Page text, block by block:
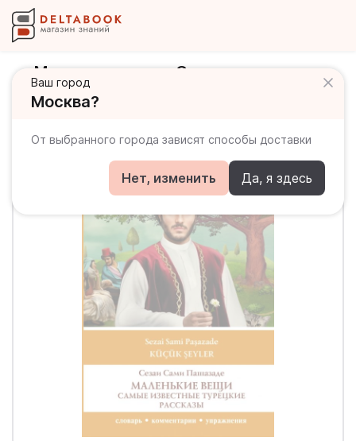
Ваш город
Москва?
От выбранного города зависят способы доставки
Нет, изменить Да, я здесь
Маленькие вещи. Самые известные
турецкие рассказы. Уровень 1